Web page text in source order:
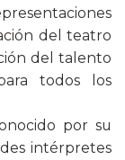
del teatro
del talento
todos los
por su
intérpretes